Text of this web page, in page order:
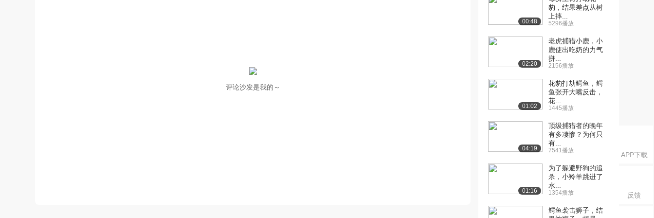
APP下载
反馈
评论沙发是我的～
00:48
豹，结果差点从树
上摔...
5296播放
02:20
老虎捕猎小鹿，小
鹿使出吃奶的力气
拼...
2156播放
01:02
花豹打劫鳄鱼，鳄
鱼张开大嘴反击，
花...
1445播放
04:19
顶级捕猎者的晚年
有多凄惨？为何只
有...
7541播放
01:16
为了躲避野狗的追
杀，小羚羊跳进了
水...
1354播放
鳄鱼袭击狮子，结